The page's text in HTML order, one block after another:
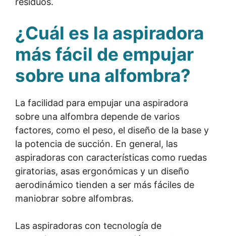
¿Cuál es la aspiradora
más fácil de empujar
sobre una alfombra?
La facilidad para empujar una aspiradora
sobre una alfombra depende de varios
factores, como el peso, el diseño de la base y
la potencia de succión. En general, las
aspiradoras con características como ruedas
giratorias, asas ergonómicas y un diseño
aerodinámico tienden a ser más fáciles de
maniobrar sobre alfombras.
Las aspiradoras con tecnología de